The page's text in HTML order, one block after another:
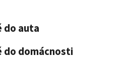
do auta
do domácnosti